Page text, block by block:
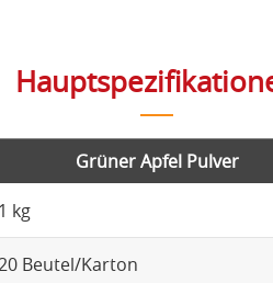
Grüner Apfel Pulver
1 kg
Beutel/Karton